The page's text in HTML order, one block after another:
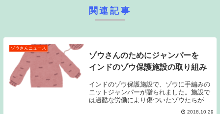
関連記事
ゾウさんニュース
ゾウさんのためにジャンパーを
インドのゾウ保護施設の取り組み
インドのゾウ保護施設で、ゾウに手編みの
ニットジャンパーが贈られました。施設で
は過酷な労働により傷ついたゾウたちが保
護されており、寒さで体調を崩さぬように
2018.10.29